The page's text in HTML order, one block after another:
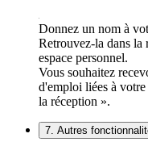
Donnez un nom à
Retrouvez-la dans la
espace personnel.
Vous souhaitez
d'emploi liées à
la réception ».
7. Autres